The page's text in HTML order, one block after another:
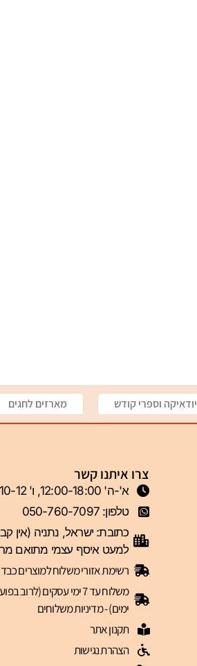
יודאיקה וספרי קודש מארזים לחגים
צרו איתנו קשר
א'-ה' 12:00-18:00, ו' 10-12
טלפון: 050-760-7097
כתובת: ישראל, נתניה (אין
למעט איסף עצמי מתואם
רשימת אזורי משלוח למוצרים
ימים) - מדיניות משלוחים
תקנון אתר
הצהרת נגישות